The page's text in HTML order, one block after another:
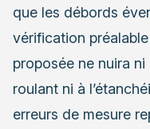
que les débords
vérification
proposée ne nuira
roulant ni à
erreurs de mesure